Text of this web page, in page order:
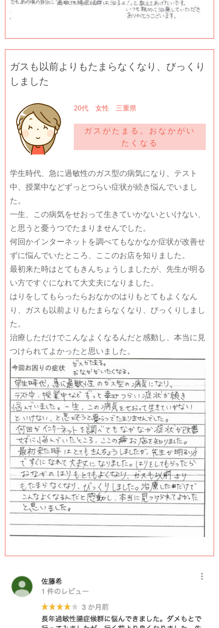
ガスも以前よりもたまらなくなり、びっくり
しました
20代 女性 三重県
ガスがたまる。おなかがい
たくなる
学生時代、急に過敏性のガス型の病気になり、テスト
中、授業中などずっとつらい症状が続き悩んでいまし
た。
一生、この病気をせおって生きていかないといけない、
と思うと憂うつでたまりませんでした。
何回かインターネットを調べてもなかなか症状が改善せ
ずに悩んでいたところ、ここのお店を知りました。
最初来た時はとてもきんちょうしましたが、先生が明る
い方ですぐになれて大丈夫になりました。
はりをしてもらったらおなかのはりもとてもよくなん
り、ガスも以前よりもたまらなくなり、びっくりしまし
た。
治療しただけでこんなよくなるんだと感動し、本当に見
つけられてよかったと思いました。